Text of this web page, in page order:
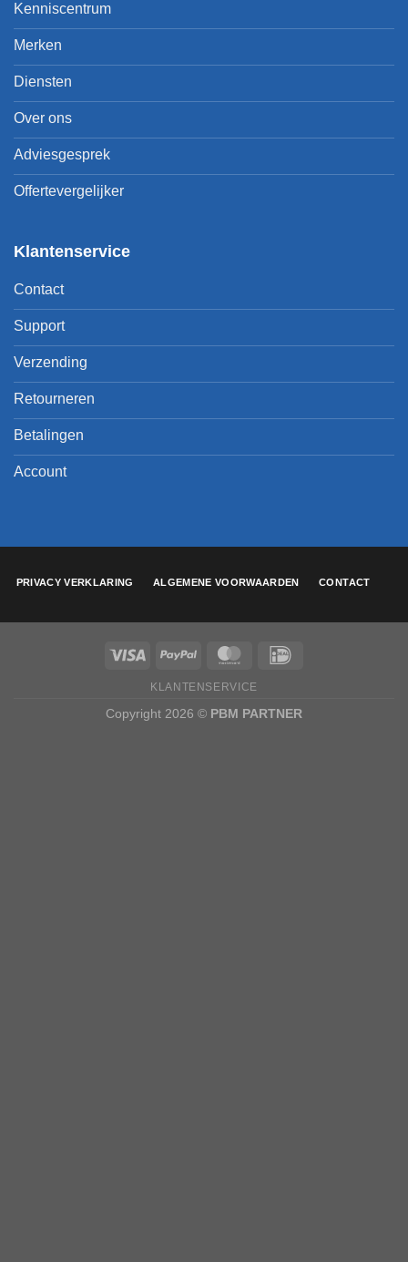
Kenniscentrum
Merken
Diensten
Over ons
Adviesgesprek
Offertevergelijker
Klantenservice
Contact
Support
Verzending
Retourneren
Betalingen
Account
PRIVACY VERKLARING ALGEMENE VOORWAARDEN CONTACT
KLANTENSERVICE
Copyright 2026 © PBM PARTNER